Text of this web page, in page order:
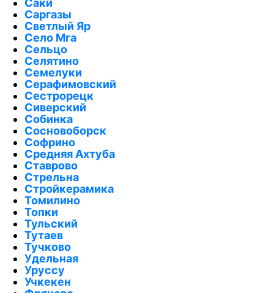
Саргазы
Светлый Яр
Село Мга
Сельцо
Селятино
Семелуки
Серафимовский
Сестрорецк
Сиверский
Собинка
Сосновоборск
Софрино
Средняя Ахтуба
Ставрово
Стрельна
Стройкерамика
Томилино
Топки
Тульский
Тутаев
Тучково
Удельная
Уруссу
Учкекен